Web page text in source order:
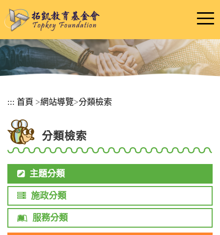
到
主
內
容
區
::: 首頁 >網站導覽>分類檢索
分類檢索
主題分類
施政分類
服務分類